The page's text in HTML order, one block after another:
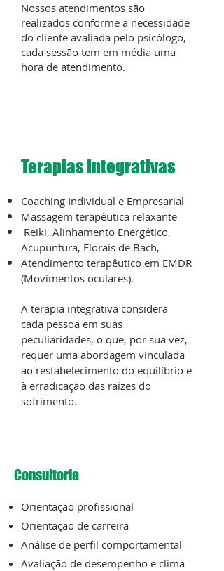
Nossos atendimentos são
realizados conforme a necessidade
do cliente avaliada pelo psicólogo,
cada sessão tem em média uma
hora de atendimento.
Terapias Integrativas
Coaching Individual e Empresarial
Massagem terapêutica relaxante
Reiki, Alinhamento Energético,
Acupuntura, Florais de Bach,
Atendimento terapêutico em EMDR
(Movimentos oculares).
A terapia integrativa considera
cada pessoa em suas
peculiaridades, o que, por sua vez,
requer uma abordagem vinculada
ao restabelecimento do equilíbrio e
à erradicação das raízes do
sofrimento.
Consultoria
Orientação profissional
Orientação de carreira
Análise de perfil comportamental
Avaliação de desempenho e clima